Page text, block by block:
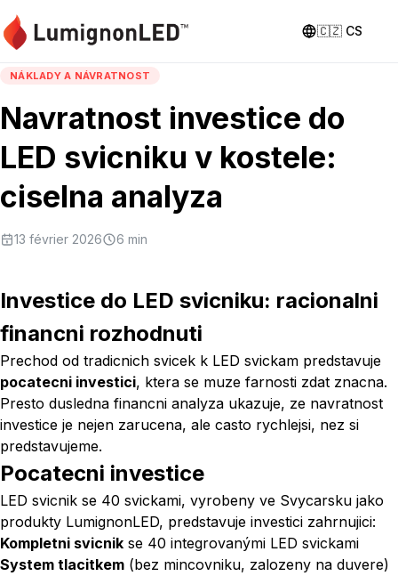
🇨🇿 CS
NÁKLADY A NÁVRATNOST
Navratnost investice do
LED svicniku v kostele:
ciselna analyza
13 février 2026 6 min
Investice do LED svicniku: racionalni
financni rozhodnuti
Prechod od tradicnich svicek k LED svickam predstavuje
pocatecni investici, ktera se muze farnosti zdat znacna.
Presto dusledna financni analyza ukazuje, ze navratnost
investice je nejen zarucena, ale casto rychlejsi, nez si
predstavujeme.
Pocatecni investice
LED svicnik se 40 svickami, vyrobeny ve Svycarsku jako
produkty LumignonLED, predstavuje investici zahrnujici:
Kompletni svicnik se 40 integrovanými LED svickami
System tlacitkem (bez mincovniku, zalozeny na duvere)